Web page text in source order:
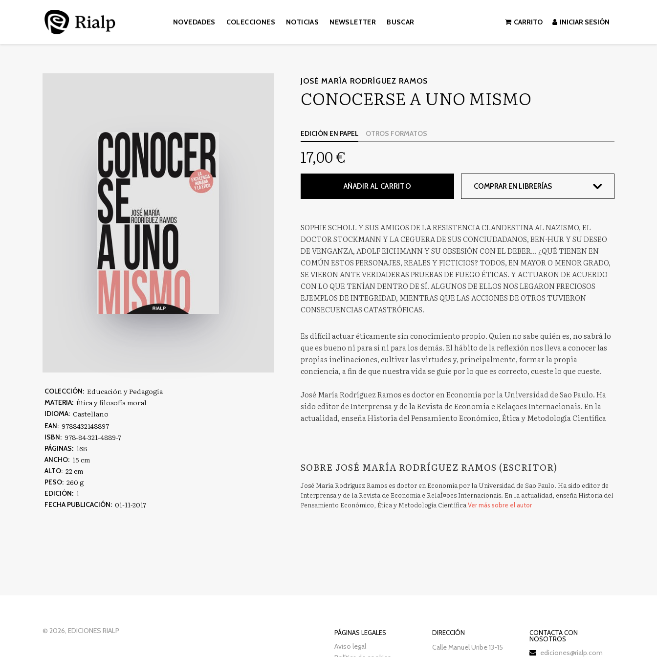
NOVEDADES COLECCIONES NOTICIAS NEWSLETTER BUSCAR CARRITO INICIAR SESIÓN
COLECCIÓN: Educación y Pedagogía
MATERIA: Ética y filosofía moral
IDIOMA: Castellano
EAN: 9788432148897
ISBN: 978-84-321-4889-7
PÁGINAS: 168
ANCHO: 15 cm
ALTO: 22 cm
PESO: 260 g
EDICIÓN: 1
FECHA PUBLICACIÓN: 01-11-2017
JOSÉ MARÍA RODRÍGUEZ RAMOS
CONOCERSE A UNO MISMO
EDICIÓN EN PAPEL OTROS FORMATOS
17,00 €
AÑADIR AL CARRITO COMPRAR EN LIBRERÍAS
SOPHIE SCHOLL Y SUS AMIGOS DE LA RESISTENCIA CLANDESTINA AL NAZISMO, EL
DOCTOR STOCKMANN Y LA CEGUERA DE SUS CONCIUDADANOS, BEN-HUR Y SU DESEO
DE VENGANZA, ADOLF EICHMANN Y SU OBSESIÓN CON EL DEBER... ¿QUÉ TIENEN EN
COMÚN ESTOS PERSONAJES, REALES Y FICTICIOS? TODOS, EN MAYOR O MENOR GRADO,
SE VIERON ANTE VERDADERAS PRUEBAS DE FUEGO ÉTICAS. Y ACTUARON DE ACUERDO
CON LO QUE TENÍAN DENTRO DE SÍ. ALGUNOS DE ELLOS NOS LEGARON PRECIOSOS
EJEMPLOS DE INTEGRIDAD, MIENTRAS QUE LAS ACCIONES DE OTROS TUVIERON
CONSECUENCIAS CATASTRÓFICAS.
Es difícil actuar éticamente sin conocimiento propio. Quien no sabe quién es, no sabrá lo
que es bueno ni para sí ni para los demás. El hábito de la reflexión nos lleva a conocer las
propias inclinaciones, cultivar las virtudes y, principalmente, formar la propia
conciencia, a fin de que nuestra vida se guíe por lo que es correcto, cueste lo que cueste.
José María Rodríguez Ramos es doctor en Economía por la Universidad de Sao Paulo. Ha
sido editor de Interprensa y de la Revista de Economia e Relaçoes Internacionais. En la
actualidad, enseña Historia del Pensamiento Económico, Ética y Metodología Científica
SOBRE JOSÉ MARÍA RODRÍGUEZ RAMOS (ESCRITOR)
José María Rodríguez Ramos es doctor en Economía por la Universidad de Sao Paulo. Ha sido editor de
Interprensa y de la Revista de Economia e RelaÌ¤oes Internacionais. En la actualidad, enseña Historia del
Pensamiento Económico, Ética y Metodología CientíficaVer más sobre el autor
© 2026, EDICIONES RIALP PÁGINAS LEGALES
Aviso legal
DIRECCIÓN
Calle Manuel Uribe 13-15
CONTACTA CON
NOSOTROS
ediciones@rialp.com